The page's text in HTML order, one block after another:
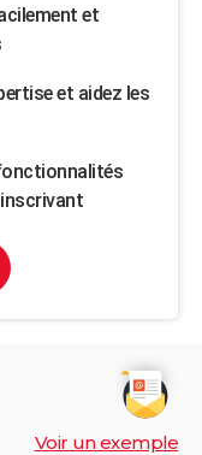
et
et aidez les
Voir un exemple